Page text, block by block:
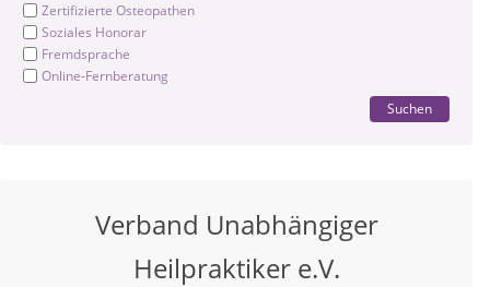
Zertifizierte Osteopathen
Soziales Honorar
Fremdsprache
Online-Fernberatung
Suchen
Verband Unabhängiger
Heilpraktiker e.V.